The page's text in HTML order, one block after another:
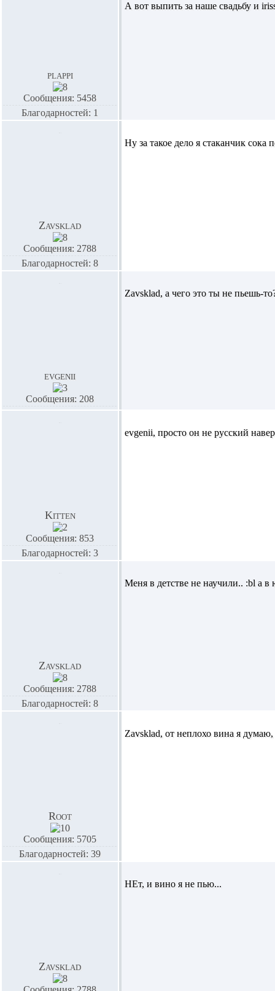
plappi
Сообщения: 5458
Благодарностей: 1
А вот выпить за наше свадьбу и
Zavsklad
Сообщения: 2788
Благодарностей: 8
Ну за такое дело я стаканчик сока
evgenii
Сообщения: 208
Zavsklad, а чего это ты не пьешь-
Kitten
Сообщения: 853
Благодарностей: 3
evgenii, просто он не русский
Zavsklad
Сообщения: 2788
Благодарностей: 8
Меня в детстве не научили.. :bl а
Root
Сообщения: 5705
Благодарностей: 39
Zavsklad, от неплохо вина я
Zavsklad
НЕт, и вино я не пью...